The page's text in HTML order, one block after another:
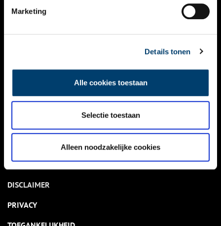
Marketing
Details tonen
Alle cookies toestaan
Selectie toestaan
Alleen noodzakelijke cookies
NIEUWS
KALENDER
ACTIVITEITEN
NIEUWSBRIEF
DISCLAIMER
PRIVACY